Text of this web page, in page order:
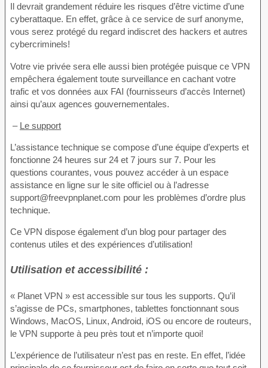
Il devrait grandement réduire les risques d’être victime d’une
cyberattaque. En effet, grâce à ce service de surf anonyme,
vous serez protégé du regard indiscret des hackers et autres
cybercriminels!
Votre vie privée sera elle aussi bien protégée puisque ce VPN
empêchera également toute surveillance en cachant votre
trafic et vos données aux FAI (fournisseurs d’accès Internet)
ainsi qu’aux agences gouvernementales.
– Le support
L’assistance technique se compose d’une équipe d’experts et
fonctionne 24 heures sur 24 et 7 jours sur 7. Pour les
questions courantes, vous pouvez accéder à un espace
assistance en ligne sur le site officiel ou à l’adresse
support@freevpnplanet.com pour les problèmes d’ordre plus
technique.
Ce VPN dispose également d’un blog pour partager des
contenus utiles et des expériences d’utilisation!
Utilisation et accessibilité :
« Planet VPN » est accessible sur tous les supports. Qu’il
s’agisse de PCs, smartphones, tablettes fonctionnant sous
Windows, MacOS, Linux, Android, iOS ou encore de routeurs,
le VPN supporte à peu près tout et n’importe quoi!
L’expérience de l’utilisateur n’est pas en reste. En effet, l’idée